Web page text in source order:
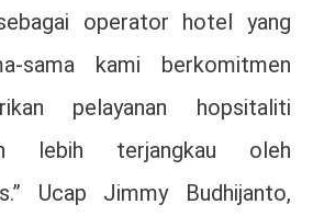
operator hotel yang
sama kami berkomitmen
pelayanan hopsitaliti
lebih terjangkau oleh
Ucap Jimmy Budhijanto,